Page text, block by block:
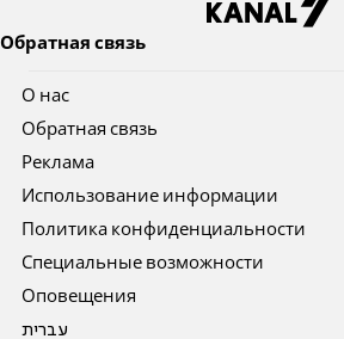
Обратная связь
О нас
Обратная связь
Реклама
Использование информации
Политика конфиденциальности
Специальные возможности
Оповещения
עברית